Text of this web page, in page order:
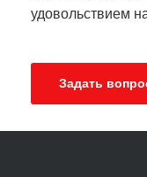
удовольствием
Задать